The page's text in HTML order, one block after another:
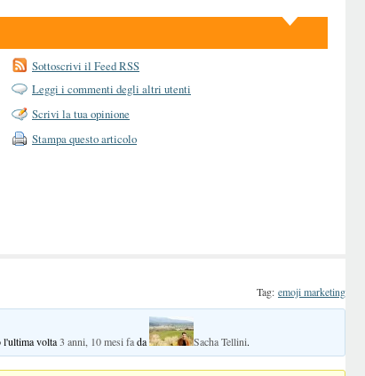
Sottoscrivi il Feed RSS
Leggi i commenti degli altri utenti
Scrivi la tua opinione
Stampa questo articolo
Tag: emoji marketing
l'ultima volta3 anni, 10 mesi fada Sacha Tellini.